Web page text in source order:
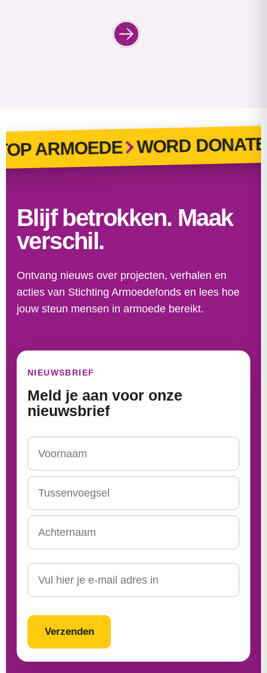
ARMOEDE WORD
Blijf betrokken. Maak
verschil.
Ontvang nieuws over projecten, verhalen en
acties van Stichting Armoedefonds en lees hoe
jouw steun mensen in armoede bereikt.
NIEUWSBRIEF
Meld je aan voor onze
nieuwsbrief
Voornaam
Tussenvoegsel
Achternaam
CAPTCHA